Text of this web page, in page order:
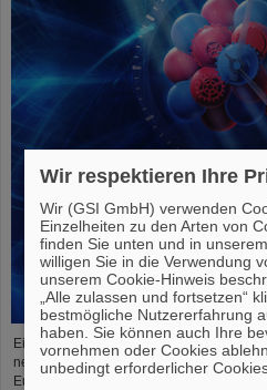
Einem internationalen Forschungsteam
neuen Generation von Atomuhren
European XFEL haben die Forschenden
Wir respektieren Ihre
Wir (GSI GmbH) verwenden
Einzelheiten zu den Arten von
finden Sie unten und in
willigen Sie in die Verwendung
unserem Cookie-Hinweis
„Alle zulassen und fortsetzen“
bestmögliche Nutzererfahrung
haben. Sie können auch Ihre
vornehmen oder Cookies
unbedingt erforderlicher